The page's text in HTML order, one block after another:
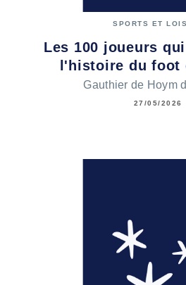
SPORTS ET
Les 100 joueurs
l'histoire du foot
Gauthier de Hoym
27/05/2026